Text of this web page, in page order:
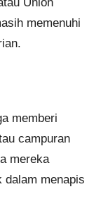
memenuhi
memberi
campuran
mereka
dalam menapis